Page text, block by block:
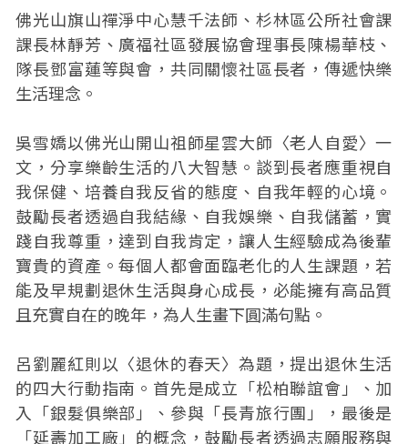
佛光山旗山禪淨中心慧千法師、杉林區公所社會課
課長林靜芳、廣福社區發展協會理事長陳楊華枝、
隊長鄧富蓮等與會，共同關懷社區長者，傳遞快樂
生活理念。
吳雪嬌以佛光山開山祖師星雲大師〈老人自愛〉一
文，分享樂齡生活的八大智慧。談到長者應重視自
我保健、培養自我反省的態度、自我年輕的心境。
鼓勵長者透過自我結緣、自我娛樂、自我儲蓄，實
踐自我尊重，達到自我肯定，讓人生經驗成為後輩
寶貴的資產。每個人都會面臨老化的人生課題，若
能及早規劃退休生活與身心成長，必能擁有高品質
且充實自在的晚年，為人生畫下圓滿句點。
呂劉麗紅則以〈退休的春天〉為題，提出退休生活
的四大行動指南。首先是成立「松柏聯誼會」、加
入「銀髮俱樂部」、參與「長青旅行團」，最後是
「延壽加工廠」的概念，鼓勵長者透過志願服務與